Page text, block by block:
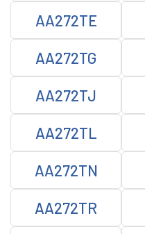
AA272TE
AA272TG
AA272TJ
AA272TL
AA272TN
AA272TR